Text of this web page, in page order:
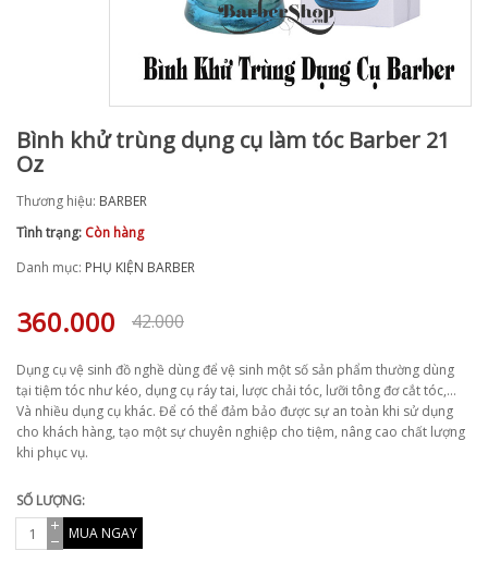
Bình khử trùng dụng cụ làm tóc Barber 21
Oz
Thương hiệu: BARBER
Tình trạng: Còn hàng
Danh mục: PHỤ KIỆN BARBER
42.000
360.000
Dụng cụ vệ sinh đồ nghề dùng để vệ sinh một số sản phẩm thường dùng
tại tiệm tóc như kéo, dụng cụ ráy tai, lược chải tóc, lưỡi tông đơ cắt tóc,…
Và nhiều dụng cụ khác. Để có thể đảm bảo được sự an toàn khi sử dụng
cho khách hàng, tạo một sự chuyên nghiệp cho tiệm, nâng cao chất lượng
khi phục vụ.
SỐ LƯỢNG:
MUA NGAY